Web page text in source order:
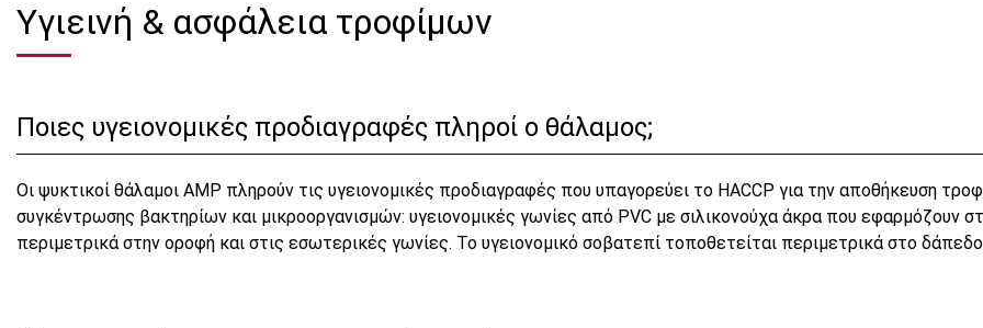
Υγιεινή & ασφάλεια τροφίμων
Ποιες υγειονομικές προδιαγραφές πληροί ο θάλαμος;
Οι ψυκτικοί θάλαμοι AMP πληρούν τις υγειονομικές προδιαγραφές που υπαγορεύει το HACCP για την αποθήκευση
συγκέντρωσης βακτηρίων και μικροοργανισμών: υγειονομικές γωνίες από PVC με σιλικονούχα άκρα που εφαρμόζουν
περιμετρικά στην οροφή και στις εσωτερικές γωνίες. Το υγειονομικό σοβατεπί τοποθετείται περιμετρικά στο